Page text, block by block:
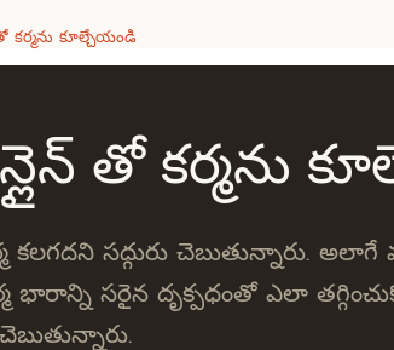
కర్మను కూల్చేయండి
తో కర్మను
సద్గురు చెబుతున్నారు.
సరైన దృక్పధంతో ఎలా
చెబుతున్నారు.